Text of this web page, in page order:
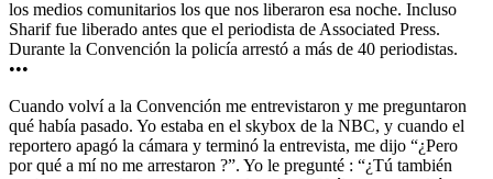
los medios comunitarios los que nos liberaron esa noche. Incluso
Sharif fue liberado antes que el periodista de Associated Press.
Durante la Convención la policía arrestó a más de 40 periodistas.
•••
Cuando volví a la Convención me entrevistaron y me preguntaron
qué había pasado. Yo estaba en el skybox de la NBC, y cuando el
reportero apagó la cámara y terminó la entrevista, me dijo “¿Pero
por qué a mí no me arrestaron ?”. Yo le pregunté : “¿Tú también